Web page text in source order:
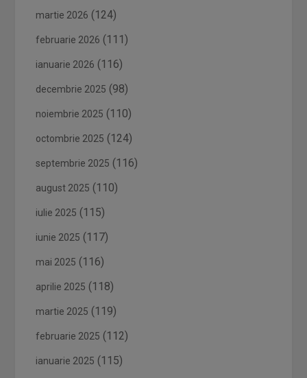
martie 2026 (124)
februarie 2026 (111)
ianuarie 2026 (116)
decembrie 2025 (98)
noiembrie 2025 (110)
octombrie 2025 (124)
septembrie 2025 (116)
august 2025 (110)
iulie 2025 (115)
iunie 2025 (117)
mai 2025 (116)
aprilie 2025 (118)
martie 2025 (119)
februarie 2025 (112)
ianuarie 2025 (115)